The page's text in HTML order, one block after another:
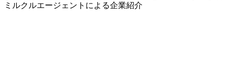
ミルクルエージェントによる企業紹介